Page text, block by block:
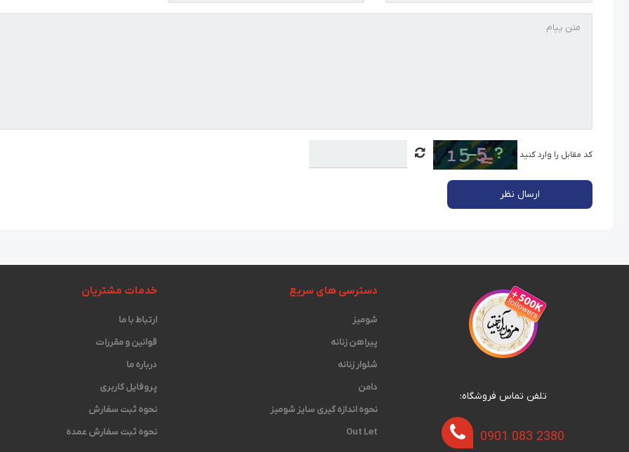
کد مقابل را وارد کنید
ارسال نظر
تلفن تماس فروشگاه:
0901 083 2380
دسترسی های سریع
شومیز
پیراهن زنانه
شلوار زنانه
دامن
نحوه اندازه گیری ‫سایز شومیز
Out Let
خدمات مشتریان
ارتباط با ما
قوانین و مقررات
درباره ما
پروفایل کاربری
نحوه ثبت سفارش
نحوه ثبت سفارش عمده